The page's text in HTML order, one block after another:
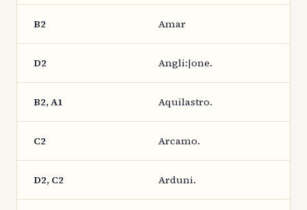
B2 Amar
D2 Angli:|one.
B2, A1 Aquilastro.
C2 Arcamo.
D2, C2 Arduni.